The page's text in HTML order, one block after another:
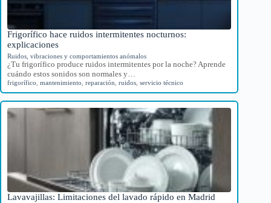
Frigorífico hace ruidos intermitentes nocturnos:
explicaciones
Ruidos, vibraciones y comportamientos anómalos
¿Tu frigorífico produce ruidos intermitentes por la noche? Aprende
cuándo estos sonidos son normales y…
frigorífico mantenimiento reparación ruidos servicio técnico
Lavavajillas: Limitaciones del lavado rápido en Madrid